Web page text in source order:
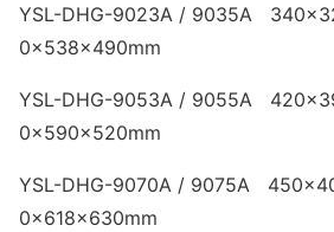
YSL-DHG-9023A / 9035A
0×538×490mm
YSL-DHG-9053A / 9055A
0×590×520mm
YSL-DHG-9070A / 9075A
0×618×630mm